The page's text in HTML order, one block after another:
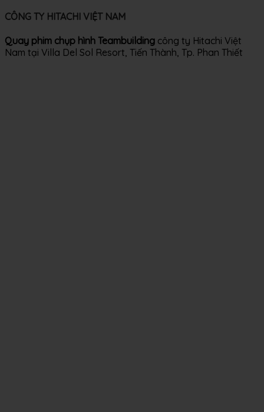
CÔNG TY HITACHI VIỆT NAM
Quay phim chụp hình Teambuilding công ty Hitachi Việt
Nam tại Villa Del Sol Resort, Tiến Thành, Tp. Phan Thiết